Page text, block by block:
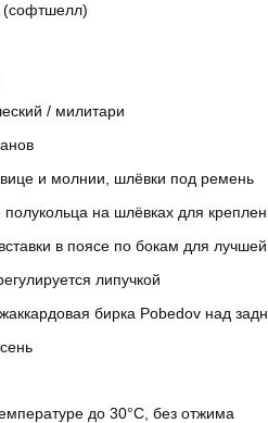
(софтшелл)
/ милитари
и молнии, шлёвки под ремень
полукольца на шлёвках для
в поясе по бокам для
липучкой
бирка Pobedov над
до 30°C, без отжима